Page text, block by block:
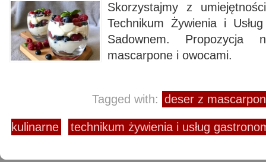
Skorzystajmy z
Technikum Żywienia i
Sadownem.
mascarpone i owocami.
Tagged with: deser z
kulinarne technikum żywienia i usług